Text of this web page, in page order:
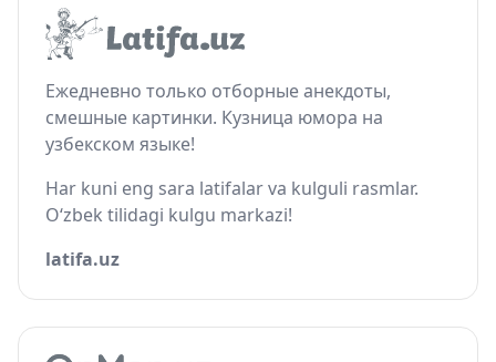
Ежедневно только отборные анекдоты,
смешные картинки. Кузница юмора на
узбекском языке!
Har kuni eng sara latifalar va kulguli rasmlar.
O‘zbek tilidagi kulgu markazi!
latifa.uz